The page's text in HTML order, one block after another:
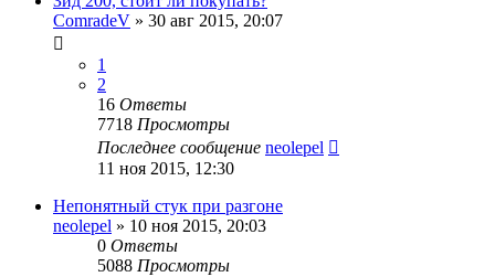
ComradeV » 30 авг 2015, 20:07
1
2
16 Ответы
7718 Просмотры
Последнее сообщение neolepel
11 ноя 2015, 12:30
Непонятный стук при разгоне
neolepel » 10 ноя 2015, 20:03
0 Ответы
5088 Просмотры